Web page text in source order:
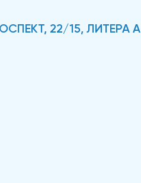
22/15, ЛИТЕРА А